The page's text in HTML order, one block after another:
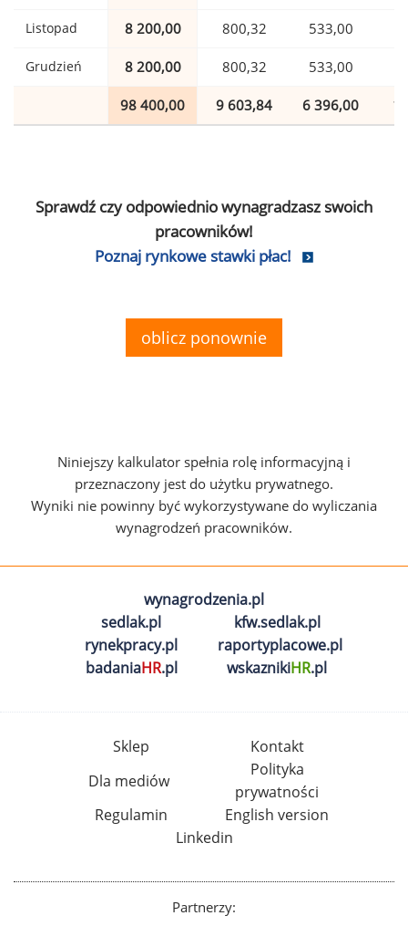
Listopad 8 200,00 800,32 533,00
Grudzień 8 200,00 800,32 533,00
98 400,00 9 603,84 6 396,00 1
Sprawdź czy odpowiednio wynagradzasz swoich
pracowników!
Poznaj rynkowe stawki płac!
oblicz ponownie
Niniejszy kalkulator spełnia rolę informacyjną i
przeznaczony jest do użytku prywatnego.
Wyniki nie powinny być wykorzystywane do wyliczania
wynagrodzeń pracowników.
wynagrodzenia.pl
sedlak.pl
kfw.sedlak.pl
rynekpracy.pl
raportyplacowe.pl
badaniaHR.pl wskaznikiHR.pl
Sklep
Kontakt
Dla mediów
Polityka
prywatności
Regulamin
English version
Linkedin
Partnerzy: